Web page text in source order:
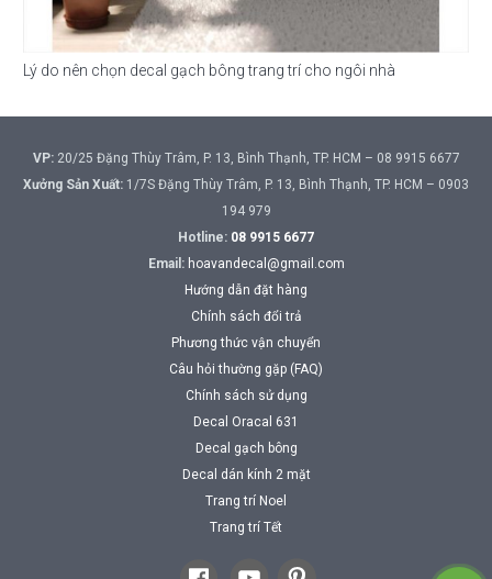
Lý do nên chọn decal gạch bông trang trí cho ngôi nhà
VP:20/25 Đặng Thùy Trâm, P. 13, Bình Thạnh, TP. HCM – 08 9915 6677
Xưởng Sản Xuất: 1/7S Đặng Thùy Trâm, P. 13, Bình Thạnh, TP. HCM – 0903
194 979
Hotline: 08 9915 6677
Email: hoavandecal@gmail.com
Hướng dẫn đặt hàng
Chính sách đổi trả
Phương thức vận chuyển
Câu hỏi thường gặp (FAQ)
Chính sách sử dụng
Decal Oracal 631
Decal gạch bông
Decal dán kính 2 mặt
Trang trí Noel
Trang trí Tết